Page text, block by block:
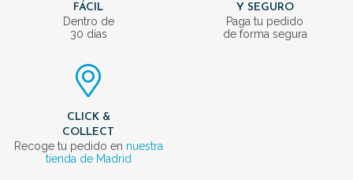
FÁCIL
Dentro de
30 días
Y SEGURO
Paga tu pedido
de forma segura
CLICK &
COLLECT
Recoge tu pedido en nuestra
tienda de Madrid